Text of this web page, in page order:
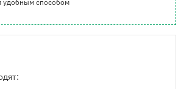
способом